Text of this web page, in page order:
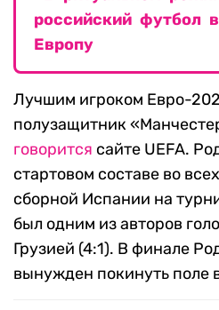
российский футбол
Европу
Лучшим игроком Евро-
полузащитник
говорится сайте UEFA.
стартовом составе во
сборной Испании на
был одним из авторов
Грузией (4:1). В финале
вынужден покинуть поле